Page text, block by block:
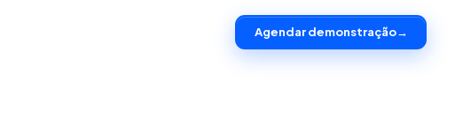
Agendar demonstração→